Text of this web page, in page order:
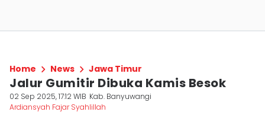
Home News Jawa Timur
Jalur Gumitir Dibuka Kamis Besok
02 Sep 2025, 17:12 WIB Kab. Banyuwangi
Ardiansyah Fajar Syahlillah